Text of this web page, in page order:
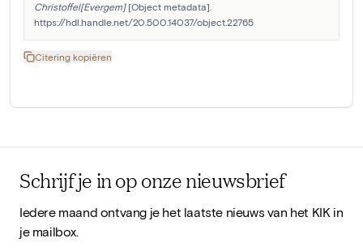
Christoffel[Evergem] [Object metadata].
https://hdl.handle.net/20.500.14037/object.22765
Citering kopiëren
Schrijf je in op onze nieuwsbrief
Iedere maand ontvang je het laatste nieuws van het KIK in
je mailbox.